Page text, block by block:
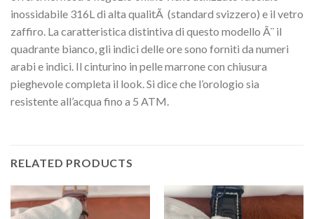
inossidabile 316L di alta qualitÃ (standard svizzero) e il vetro
zaffiro. La caratteristica distintiva di questo modello Ã¨ il
quadrante bianco, gli indici delle ore sono forniti da numeri
arabi e indici. Il cinturino in pelle marrone con chiusura
pieghevole completa il look. Si dice che l’orologio sia
resistente all’acqua fino a 5 ATM.
RELATED PRODUCTS